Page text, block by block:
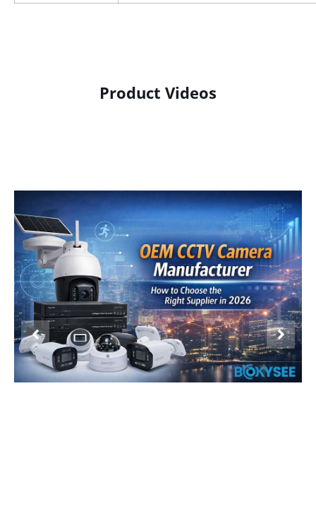
Product Videos